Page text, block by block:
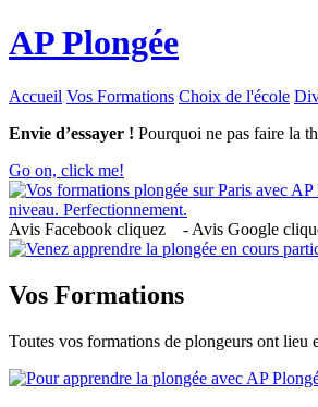
AP Plongée
Accueil Vos Formations Choix de l'école
Envie d’essayer ! Pourquoi ne pas faire la
Go on, click me!
Avis Facebook cliquez - Avis Google
Vos Formations
Toutes vos formations de plongeurs ont lieu